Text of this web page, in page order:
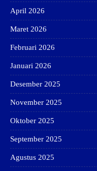
April 2026
Maret 2026
Februari 2026
Januari 2026
Desember 2025
November 2025
Oktober 2025
September 2025
Agustus 2025